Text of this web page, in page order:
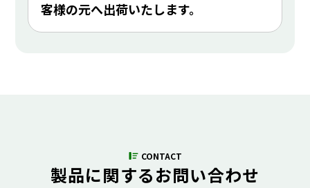
客様の元へ出荷いたします。
CONTACT
製品に関するお問い合わせ